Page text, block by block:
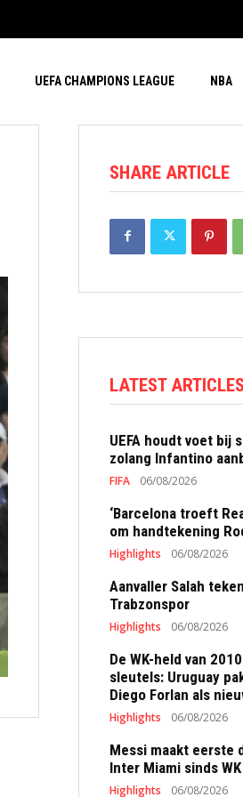
UEFA CHAMPIONS LEAGUE NBA
SHARE ARTICLE
LATEST ARTICLES
UEFA houdt voet bij
zolang Infantino
FIFA 06/08/2026
‘Barcelona troeft
om handtekening
Highlights 06/08/2026
Aanvaller Salah
Trabzonspor
Highlights 06/08/2026
De WK-held van
sleutels: Uruguay
Diego Forlan als
Highlights 06/08/2026
Messi maakt eerste
Inter Miami sinds WK
Highlights 06/08/2026